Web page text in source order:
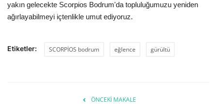
yakın gelecekte Scorpios Bodrum'da topluluğumuzu yeniden
ağırlayabilmeyi içtenlikle umut ediyoruz.
Etiketler: SCORPİOS bodrum eğlence gürültü
ÖNCEKI MAKALE